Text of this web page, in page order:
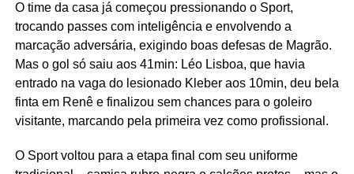
O time da casa já começou pressionando o Sport,
trocando passes com inteligência e envolvendo a
marcação adversária, exigindo boas defesas de Magrão.
Mas o gol só saiu aos 41min: Léo Lisboa, que havia
entrado na vaga do lesionado Kleber aos 10min, deu bela
finta em Renê e finalizou sem chances para o goleiro
visitante, marcando pela primeira vez como profissional.
O Sport voltou para a etapa final com seu uniforme